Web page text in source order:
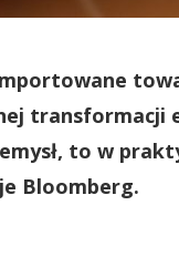
transformacji
to w
Bloomberg.